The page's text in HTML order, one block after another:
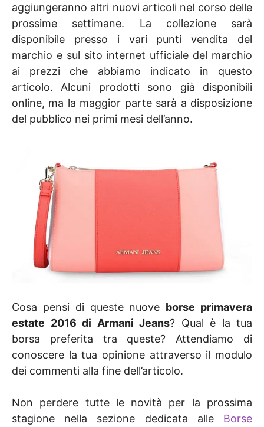
aggiungeranno altri nuovi articoli nel corso delle
prossime settimane. La collezione sarà
disponibile presso i vari punti vendita del
marchio e sul sito internet ufficiale del marchio
ai prezzi che abbiamo indicato in questo
articolo. Alcuni prodotti sono già disponibili
online, ma la maggior parte sarà a disposizione
del pubblico nei primi mesi dell’anno.
Cosa pensi di queste nuove borse primavera
estate 2016 di Armani Jeans? Qual è la tua
borsa preferita tra queste? Attendiamo di
conoscere la tua opinione attraverso il modulo
dei commenti alla fine dell’articolo.
Non perdere tutte le novità per la prossima
stagione nella sezione dedicata alle Borse